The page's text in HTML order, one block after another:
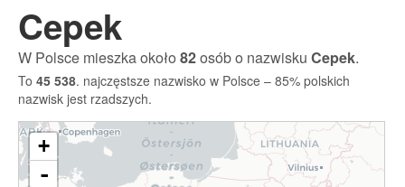
Cepek
W Polsce mieszka około82osób o nazwisku Cepek.
To 45 538. najczęstsze nazwisko w Polsce – 85% polskich
nazwisk jest rzadszych.
+
-